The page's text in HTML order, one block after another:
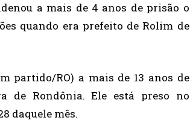
a mais de 4 anos de prisão o
quando era prefeito de Rolim de
partido/RO) a mais de 13 anos de
de Rondônia. Ele está preso no
daquele mês.